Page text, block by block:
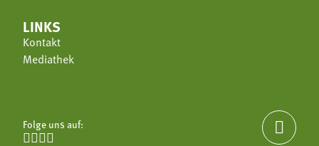
LINKS
Kontakt
Mediathek
Folge uns auf:

